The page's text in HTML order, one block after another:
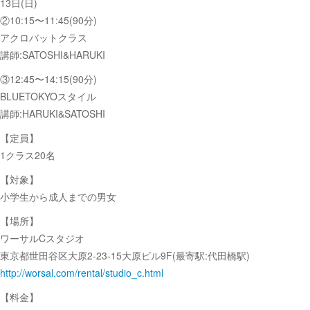
13日(日)
②10:15〜11:45(90分)
アクロバットクラス
講師:SATOSHI&HARUKI
③12:45〜14:15(90分)
BLUETOKYOスタイル
講師:HARUKI&SATOSHI
【定員】
1クラス20名
【対象】
小学生から成人までの男女
【場所】
ワーサルCスタジオ
東京都世田谷区大原2-23-15大原ビル9F(最寄駅:代田橋駅)
http://worsal.com/rental/studio_c.html
【料金】